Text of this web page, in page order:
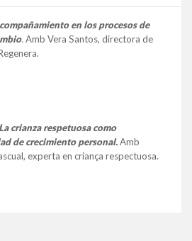
en los procesos de
. Amb Vera Santos, directora de
crianza respetuosa como
de crecimiento personal.Amb
experta en criança respectuosa.